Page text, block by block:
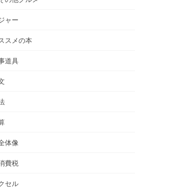
ャー
スメの本
道具
体像
費税
セル